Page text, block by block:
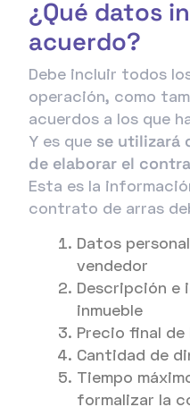
¿Qué datos
acuerdo?
Debe incluir todos
operación, como
acuerdos a los que
Y es que se utilizará
de elaborar el
Esta es la
contrato de arras
Datos
vendedor
Descripción e
inmueble
Precio final
Cantidad de
Tiempo
formalizar la